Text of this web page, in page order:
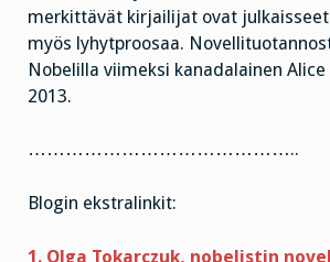
merkittävät kirjailijat ovat
myös lyhytproosaa.
Nobelilla viimeksi kanadalainen
2013.
……………………………………..
Blogin ekstralinkit:
1. Olga Tokarczuk, nobelistin